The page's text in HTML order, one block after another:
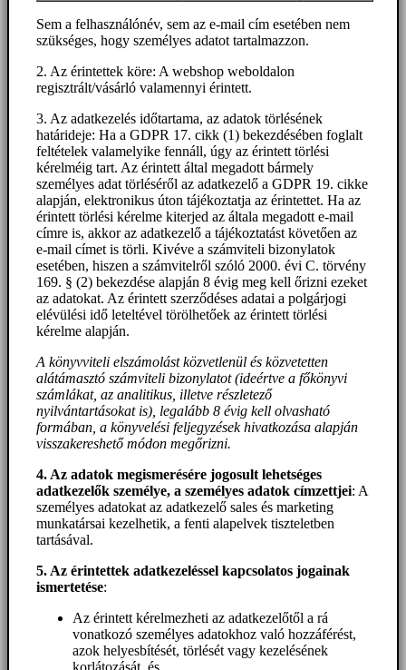
Sem a felhasználónév, sem az e-mail cím esetében nem
szükséges, hogy személyes adatot tartalmazzon.
2. Az érintettek köre: A webshop weboldalon
regisztrált/vásárló valamennyi érintett.
3. Az adatkezelés időtartama, az adatok törlésének
határideje: Ha a GDPR 17. cikk (1) bekezdésében foglalt
feltételek valamelyike fennáll, úgy az érintett törlési
kérelméig tart. Az érintett által megadott bármely
személyes adat törléséről az adatkezelő a GDPR 19. cikke
alapján, elektronikus úton tájékoztatja az érintettet. Ha az
érintett törlési kérelme kiterjed az általa megadott e-mail
címre is, akkor az adatkezelő a tájékoztatást követően az
e-mail címet is törli. Kivéve a számviteli bizonylatok
esetében, hiszen a számvitelről szóló 2000. évi C. törvény
169. § (2) bekezdése alapján 8 évig meg kell őrizni ezeket
az adatokat. Az érintett szerződéses adatai a polgárjogi
elévülési idő leteltével törölhetőek az érintett törlési
kérelme alapján.
A könyvviteli elszámolást közvetlenül és közvetetten
alátámasztó számviteli bizonylatot (ideértve a főkönyvi
számlákat, az analitikus, illetve részletező
nyilvántartásokat is), legalább 8 évig kell olvasható
formában, a könyvelési feljegyzések hivatkozása alapján
visszakereshető módon megőrizni.
4. Az adatok megismerésére jogosult lehetséges
adatkezelők személye, a személyes adatok címzettjei: A
személyes adatokat az adatkezelő sales és marketing
munkatársai kezelhetik, a fenti alapelvek tiszteletben
tartásával.
5. Az érintettek adatkezeléssel kapcsolatos jogainak
ismertetése:
Az érintett kérelmezheti az adatkezelőtől a rá
vonatkozó személyes adatokhoz való hozzáférést,
azok helyesbítését, törlését vagy kezelésének